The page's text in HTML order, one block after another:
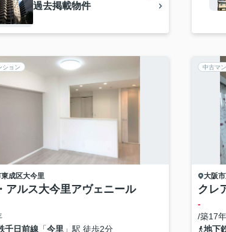
過去掲載物件
ション
成区大今里
アルス大今里アヴェニール
千日前線「今里 」駅 徒歩2分
中古マ
大阪
クレ
-
/築17年
地下